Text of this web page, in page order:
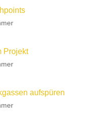
Projekt
aufspüren